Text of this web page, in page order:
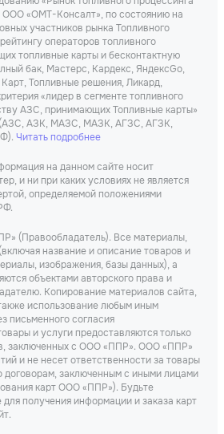
ООО «ОМТ-Консалт», по состоянию на
участников рынка Топливного
операторов топливного
топливные карты и бесконтактную
бак, Мастерс, Кардекс, ЯндексGo,
Топливные решения, Ликард,
«лидер в сегменте топливного
АЗС, принимающих Топливные карты»
(АЗС, АЗК, МАЗС, МАЗК, АГЗС, АГЗК,
Читать подробнее
на данном сайте носит
и ни при каких условиях не является
определяемой положениями
(Правообладатель). Все материалы,
название и описание товаров и
изображения, базы данных), а
объектами авторского права и
Копирование материалов сайта,
использование любым иным
письменного согласия
и услуги предоставляются только
заключенных с ООО «ППР». ООО «ППР»
и не несет ответственности за товары
договорам, заключенным с иными лицами
карт ООО «ППР»). Будьте
получения информации и заказа карт